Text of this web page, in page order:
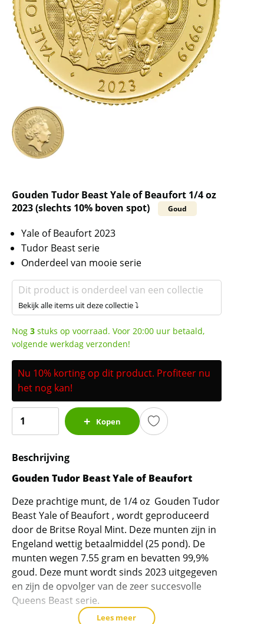
Gouden Tudor Beast Yale of Beaufort 1/4 oz
2023 (slechts 10% boven spot)
Goud
Yale of Beaufort 2023
Tudor Beast serie
Onderdeel van mooie serie
Dit product is onderdeel van een collectie
Bekijk alle items uit deze collectie ⤵
Nog 3 stuks op voorraad. Voor 20:00 uur betaald,
volgende werkdag verzonden!
Nu 10% korting op dit product. Profiteer nu
het nog kan!
Tudor
Yale
of
1/4
oz
2023
(slechts
10%
boven
spot)
aantal
Kopen
Beschrijving
Gouden Tudor Beast Yale of Beaufort
Deze prachtige munt, de 1/4 oz Gouden Tudor
Beast Yale of Beaufort , wordt geproduceerd
door de Britse Royal Mint. Deze munten zijn in
Engeland wettig betaalmiddel (25 pond). De
munten wegen 7.55 gram en bevatten 99,9%
goud. Deze munt wordt sinds 2023 uitgegeven
en zijn de opvolger van de zeer succesvolle
Queens Beast serie.
Lees meer